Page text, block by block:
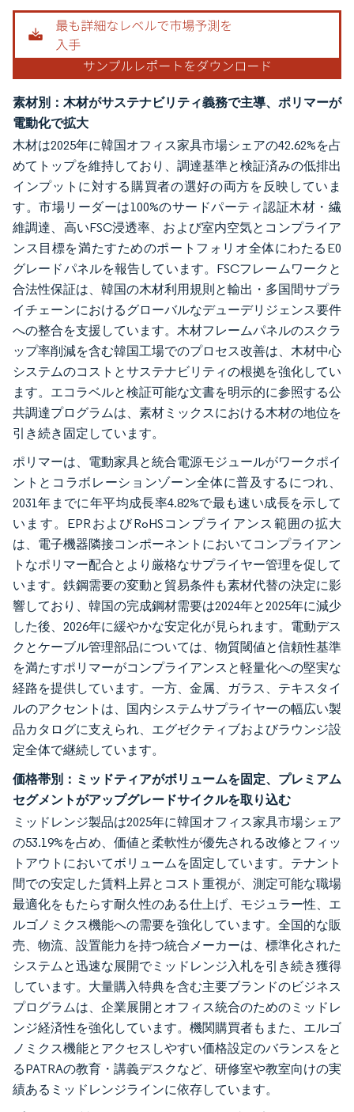
素材別：木材がサステナビリティ義務で主導、ポリマーが
電動化で拡大
木材は2025年に韓国オフィス家具市場シェアの42.62%を占
めてトップを維持しており、調達基準と検証済みの低排出
インプットに対する購買者の選好の両方を反映していま
す。市場リーダーは100%のサードパーティ認証木材・繊
維調達、高いFSC浸透率、および室内空気とコンプライア
ンス目標を満たすためのポートフォリオ全体にわたるE0
グレードパネルを報告しています。FSCフレームワークと
合法性保証は、韓国の木材利用規則と輸出・多国間サプラ
イチェーンにおけるグローバルなデューデリジェンス要件
への整合を支援しています。木材フレームパネルのスクラ
ップ率削減を含む韓国工場でのプロセス改善は、木材中心
システムのコストとサステナビリティの根拠を強化してい
ます。エコラベルと検証可能な文書を明示的に参照する公
共調達プログラムは、素材ミックスにおける木材の地位を
引き続き固定しています。
ポリマーは、電動家具と統合電源モジュールがワークポイ
ントとコラボレーションゾーン全体に普及するにつれ、
2031年までに年平均成長率4.82%で最も速い成長を示して
います。EPRおよびRoHSコンプライアンス範囲の拡大
は、電子機器隣接コンポーネントにおいてコンプライアン
トなポリマー配合とより厳格なサプライヤー管理を促して
います。鉄鋼需要の変動と貿易条件も素材代替の決定に影
響しており、韓国の完成鋼材需要は2024年と2025年に減少
した後、2026年に緩やかな安定化が見られます。電動デス
クとケーブル管理部品については、物質閾値と信頼性基準
を満たすポリマーがコンプライアンスと軽量化への堅実な
経路を提供しています。一方、金属、ガラス、テキスタイ
ルのアクセントは、国内システムサプライヤーの幅広い製
品カタログに支えられ、エグゼクティブおよびラウンジ設
定全体で継続しています。
価格帯別：ミッドティアがボリュームを固定、プレミアム
セグメントがアップグレードサイクルを取り込む
ミッドレンジ製品は2025年に韓国オフィス家具市場シェア
の53.19%を占め、価値と柔軟性が優先される改修とフィッ
トアウトにおいてボリュームを固定しています。テナント
間での安定した賃料上昇とコスト重視が、測定可能な職場
最適化をもたらす耐久性のある仕上げ、モジュラー性、エ
ルゴノミクス機能への需要を強化しています。全国的な販
売、物流、設置能力を持つ統合メーカーは、標準化された
システムと迅速な展開でミッドレンジ入札を引き続き獲得
しています。大量購入特典を含む主要ブランドのビジネス
プログラムは、企業展開とオフィス統合のためのミッドレ
ンジ経済性を強化しています。機関購買者もまた、エルゴ
ノミクス機能とアクセスしやすい価格設定のバランスをと
るPATRAの教育・講義デスクなど、研修室や教室向けの実
績あるミッドレンジラインに依存しています。